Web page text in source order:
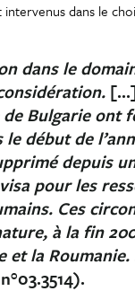
dans le
dans le
Bulgarie ont
début de
depuis
pour les
Ces
à la fin
et la Roumanie.